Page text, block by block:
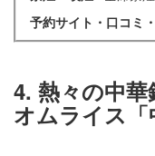
予約サイト・口コミ
4. 熱々の中
オムライス「